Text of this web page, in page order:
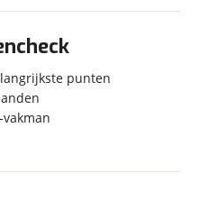
Caravan
Occasion
punten
vakman